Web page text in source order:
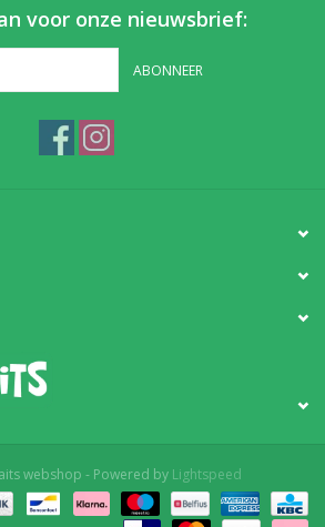
voor onze nieuwsbrief:
ABONNEER
webshop - Powered by Lightspeed